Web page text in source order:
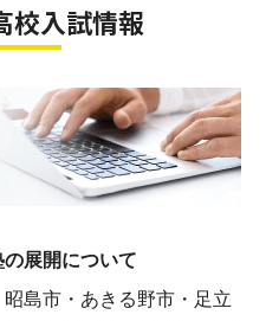
校入試情報
展開について
島市・あきる野市・足立